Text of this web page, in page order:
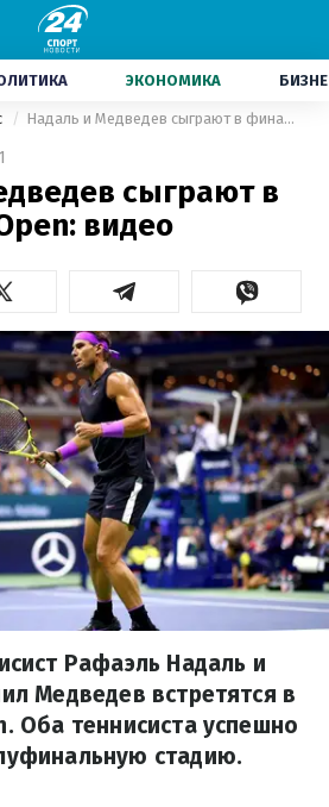
ЭКОНОМИКА
Надаль и Медведев сыграют в финале US Open: видео
1
сыграют в
видео
Рафаэль Надаль и
Медведев встретятся в
Оба теннисиста успешно
стадию.